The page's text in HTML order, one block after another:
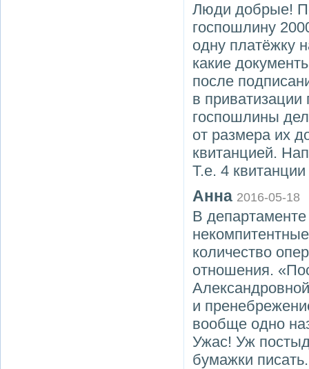
Люди добрые!
госпошлину
одну платёжку
какие
после
в приватизации
госпошлины
от размера их
квитанцией.
Т.е. 4
Анна 2016-05-18
В
количество
отношения.
и
вообще одно
Ужас! Уж
бумажки